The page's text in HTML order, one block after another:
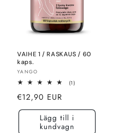
VAIHE 1 / RASKAUS / 60
kaps.
Säljare:
YANGO
(1)1
Normalt
pris
€12,90 EUR
Lägg till i
kundvagn